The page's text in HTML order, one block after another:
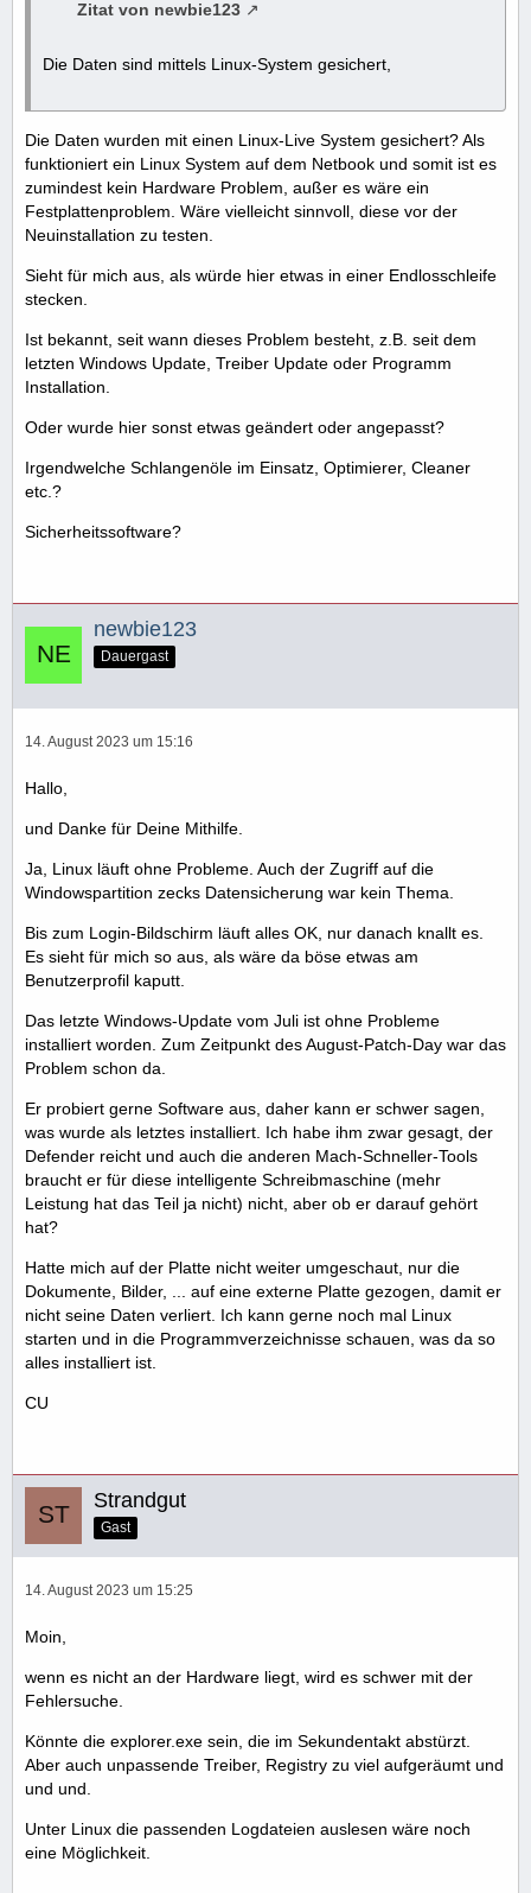
Zitat von newbie123
Die Daten sind mittels Linux-System gesichert,
Die Daten wurden mit einen Linux-Live System gesichert? Als
funktioniert ein Linux System auf dem Netbook und somit ist es
zumindest kein Hardware Problem, außer es wäre ein
Festplattenproblem. Wäre vielleicht sinnvoll, diese vor der
Neuinstallation zu testen.
Sieht für mich aus, als würde hier etwas in einer Endlosschleife
stecken.
Ist bekannt, seit wann dieses Problem besteht, z.B. seit dem
letzten Windows Update, Treiber Update oder Programm
Installation.
Oder wurde hier sonst etwas geändert oder angepasst?
Irgendwelche Schlangenöle im Einsatz, Optimierer, Cleaner
etc.?
Sicherheitssoftware?
newbie123
Dauergast
14. August 2023 um 15:16
Hallo,
und Danke für Deine Mithilfe.
Ja, Linux läuft ohne Probleme. Auch der Zugriff auf die
Windowspartition zecks Datensicherung war kein Thema.
Bis zum Login-Bildschirm läuft alles OK, nur danach knallt es.
Es sieht für mich so aus, als wäre da böse etwas am
Benutzerprofil kaputt.
Das letzte Windows-Update vom Juli ist ohne Probleme
installiert worden. Zum Zeitpunkt des August-Patch-Day war das
Problem schon da.
Er probiert gerne Software aus, daher kann er schwer sagen,
was wurde als letztes installiert. Ich habe ihm zwar gesagt, der
Defender reicht und auch die anderen Mach-Schneller-Tools
braucht er für diese intelligente Schreibmaschine (mehr
Leistung hat das Teil ja nicht) nicht, aber ob er darauf gehört
hat?
Hatte mich auf der Platte nicht weiter umgeschaut, nur die
Dokumente, Bilder, ... auf eine externe Platte gezogen, damit er
nicht seine Daten verliert. Ich kann gerne noch mal Linux
starten und in die Programmverzeichnisse schauen, was da so
alles installiert ist.
CU
Strandgut
Gast
14. August 2023 um 15:25
Moin,
wenn es nicht an der Hardware liegt, wird es schwer mit der
Fehlersuche.
Könnte die explorer.exe sein, die im Sekundentakt abstürzt.
Aber auch unpassende Treiber, Registry zu viel aufgeräumt und
und und.
Unter Linux die passenden Logdateien auslesen wäre noch
eine Möglichkeit.